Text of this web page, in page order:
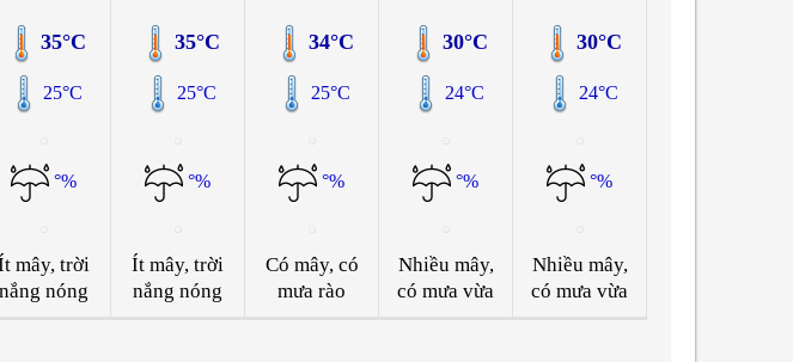
35°C
25°C
°%
mây, trời
nắng nóng
35°C
25°C
°%
Ít mây, trời
nắng nóng
34°C
25°C
°%
Có mây, có
mưa rào
30°C
24°C
°%
Nhiều mây,
có mưa vừa
30°C
24°C
°%
Nhiều mây,
có mưa vừa